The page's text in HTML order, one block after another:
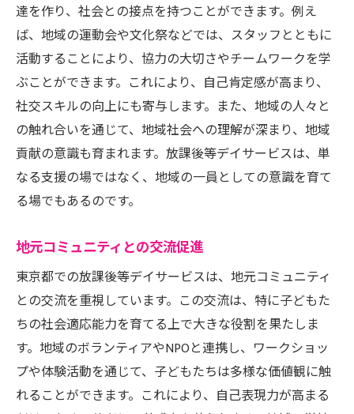
達を作り、社会との接点を持つことができます。例え
ば、地域の運動会や文化祭などでは、スタッフとともに
活動することにより、協力の大切さやチームワークを学
ぶことができます。これにより、自己肯定感が高まり、
社交スキルの向上にも寄与します。また、地域の人々と
の触れ合いを通じて、地域社会への理解が深まり、地域
貢献の意識も育まれます。放課後等デイサービスは、単
なる支援の場ではなく、地域の一員としての意識を育て
る場でもあるのです。
地元コミュニティとの交流促進
東京都での放課後等デイサービスは、地元コミュニティ
との交流を重視しています。この交流は、特に子どもた
ちの社会適応能力を育てる上で大きな役割を果たしま
す。地域のボランティアやNPOと連携し、ワークショッ
プや体験活動を通じて、子どもたちは多様な価値観に触
れることができます。これにより、自己表現力が高まる